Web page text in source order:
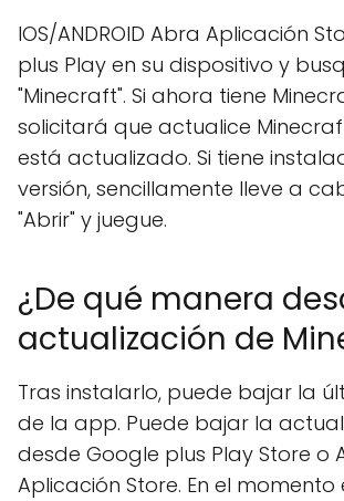
IOS/ANDROID Abra Aplicación
plus Play en su dispositivo y
"Minecraft". Si ahora tiene
solicitará que actualice
está actualizado. Si tiene
versión, sencillamente lleve a
"Abrir" y juegue.
¿De qué manera
actualización de
Tras instalarlo, puede bajar la
de la app. Puede bajar la
desde Google plus Play Store o
Aplicación Store. En el momento